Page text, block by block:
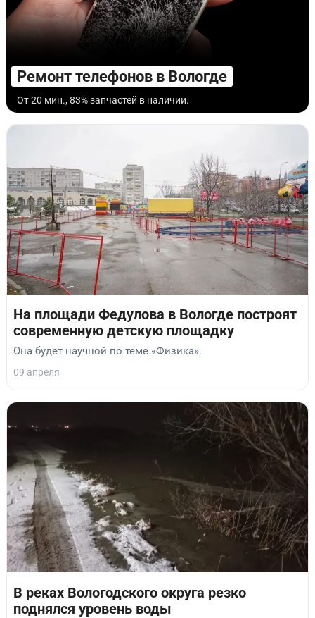
Ремонт телефонов в Вологде
От 20 мин., 83% запчастей в наличии.
На площади Федулова в Вологде построят
современную детскую площадку
Она будет научной по теме «Физика».
09 апреля
В реках Вологодского округа резко
поднялся уровень воды